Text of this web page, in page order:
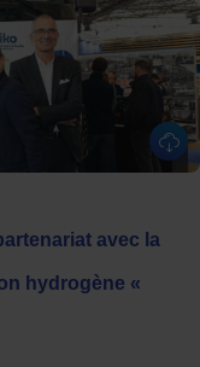
avec la
hydrogène «